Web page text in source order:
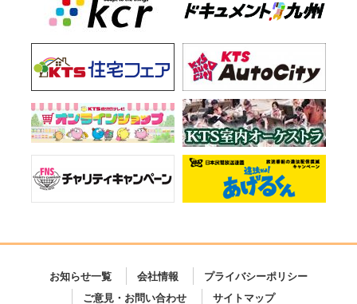
お知らせ一覧 会社情報
プライバシーポリシー
ご意見・お問い合わせ
サイトマップ